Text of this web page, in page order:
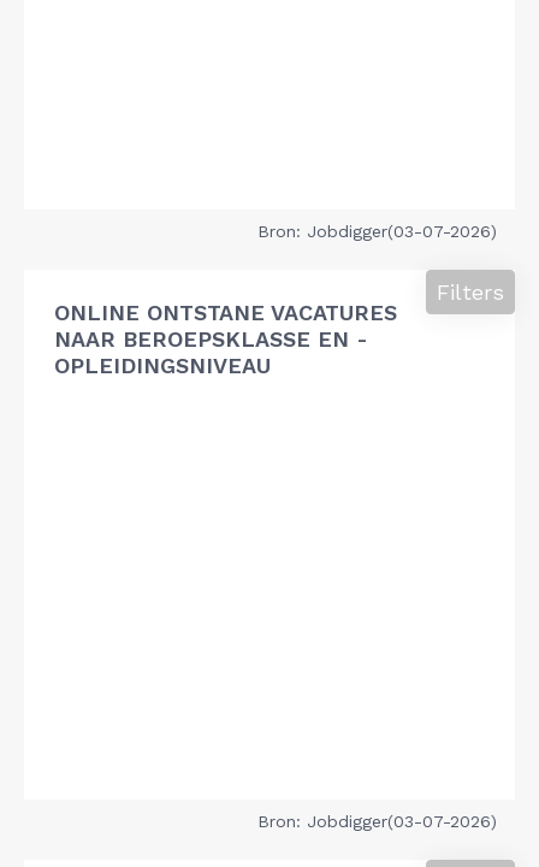
Bron: Jobdigger(03-07-2026)
ONLINE ONTSTANE VACATURES
NAAR BEROEPSKLASSE EN -
OPLEIDINGSNIVEAU
Filters
Bron: Jobdigger(03-07-2026)